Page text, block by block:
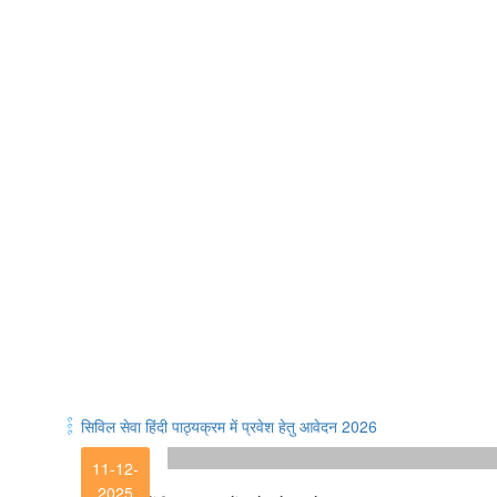
सिविल सेवा हिंदी पाठ्यक्रम में प्रवेश हेतु आवेदन 2026
11-12-
2025